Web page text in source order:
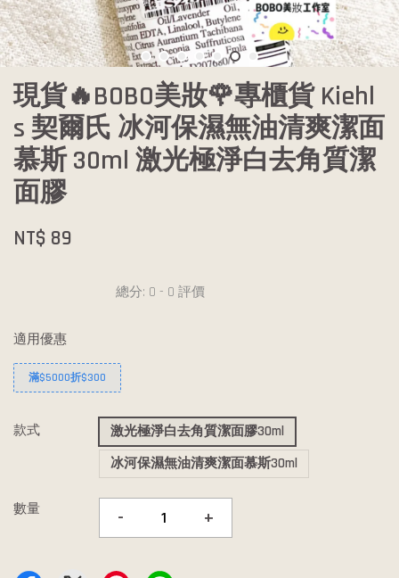
現貨🔥BOBO美妝🌹專櫃貨 Kiehl
s 契爾氏 冰河保濕無油清爽潔面
慕斯 30ml 激光極淨白去角質潔
面膠
NT$ 89
總分: 0 - 0 評價
適用優惠
滿$5000折$300
款式
激光極淨白去角質潔面膠30ml
冰河保濕無油清爽潔面慕斯30ml
數量 - +